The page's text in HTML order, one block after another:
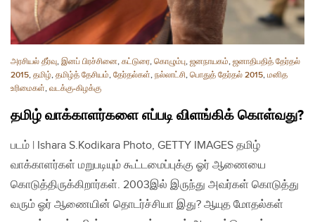
அரசியல் தீர்வு, இனப் பிரச்சினை, கட்டுரை, கொழும்பு, ஜனநாயகம், ஜனாதிபதித் தேர்தல்
2015, தமிழ், தமிழ்த் தேசியம், தேர்தல்கள், நல்லாட்சி, பொதுத் தேர்தல் 2015, மனித
உரிமைகள், வடக்கு-கிழக்கு
தமிழ் வாக்காளர்களை எப்படி விளங்கிக் கொள்வது?
படம் | Ishara S.Kodikara Photo, GETTY IMAGES தமிழ்
வாக்காளர்கள் மறுபடியும் கூட்டமைப்புக்கு ஓர் ஆணையை
கொடுத்திருக்கிறார்கள். 2003இல் இருந்து அவர்கள் கொடுத்து
வரும் ஓர் ஆணையின் தொடர்ச்சியா இது? ஆயுத மோதல்கள்